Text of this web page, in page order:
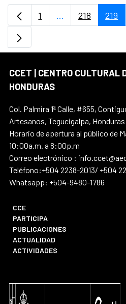
Página
1 ...PáginasPágina
218 219
CCET | CENTRO CULTURAL
HONDURAS
Col. Palmira 1ª Calle, #655,
Artesanos, Tegucigalpa, Honduras
Horario de apertura al público de
10:00a.m. a 8:00p.m
Correo electrónico :
Teléfono:+504 2238-2013/ +504
Whatsapp: +504-9480-1786
CCE
PARTICIPA
PUBLICACIONES
ACTUALIDAD
ACTIVIDADES